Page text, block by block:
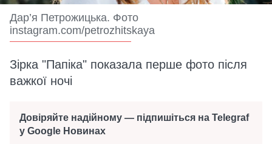
Дар’я Петрожицька. Фото
instagram.com/petrozhitskaya
Зірка "Папіка" показала перше фото після
важкої ночі
Довіряйте надійному — підпишіться на Telegraf
у Google Новинах